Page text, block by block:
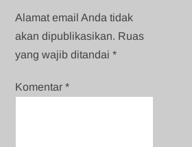
Alamat email Anda tidak
akan dipublikasikan. Ruas
yang wajib ditandai*
Komentar*